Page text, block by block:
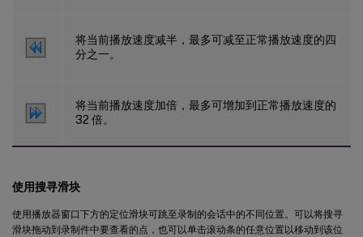
将当前播放速度减半，最多可减至正常播放速度的四
分之一。
将当前播放速度加倍，最多可增加到正常播放速度的
32 倍。
使用搜寻滑块
使用播放器窗口下方的定位滑块可跳至录制的会话中的不同位置。可以将搜寻
滑块拖动到录制件中要查看的点，也可以单击滚动条的任意位置以移动到该位